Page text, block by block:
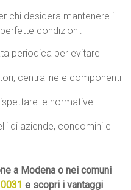
chi desidera mantenere il
condizioni:
periodica per evitare
centraline e componenti
le normative
di aziende, condomini e
a Modena o nei comuni
e scopri i vantaggi